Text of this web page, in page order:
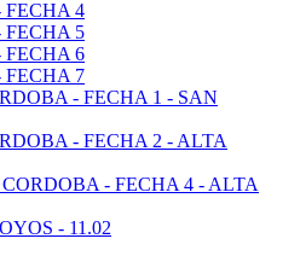
FECHA 4
FECHA 5
FECHA 6
FECHA 7
- FECHA 1 - SAN
- FECHA 2 - ALTA
- FECHA 4 - ALTA
- 11.02